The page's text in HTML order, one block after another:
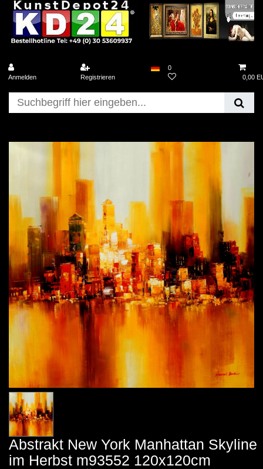
Anmelden Registrieren
0
0,00
Abstrakt New York Manhattan Skyline
im Herbst m93552 120x120cm